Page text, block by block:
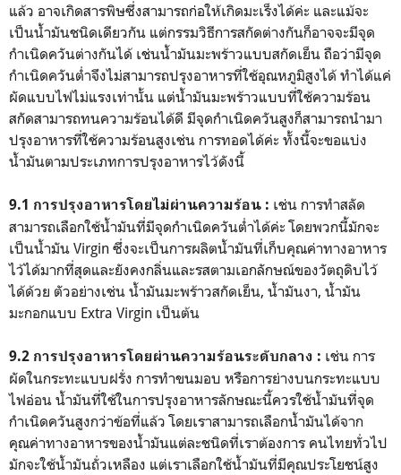
แล้ว อาจเกิดสารพิษซึ่งสามารถก่อให้เกิดมะเร็งได้ค่ะ และแม้จะ
เป็นน้ำมันชนิดเดียวกัน แต่กรรมวิธีการสกัดต่างกันก็อาจจะมีจุด
กำเนิดควันต่างกันได้ เช่นน้ำมันมะพร้าวแบบสกัดเย็น ถือว่ามีจุด
กำเนิดควันต่ำจึงไม่สามารถปรุงอาหารที่ใช้อุณหภูมิสูงได้ ทำได้แค่
ผัดแบบไฟไม่แรงเท่านั้น แต่น้ำมันมะพร้าวแบบที่ใช้ความร้อน
สกัดสามารถทนความร้อนได้ดี มีจุดกำเนิดควันสูงก็สามารถนำมา
ปรุงอาหารที่ใช้ความร้อนสูงเช่น การทอดได้ค่ะ ทั้งนี้จะขอแบ่ง
น้ำมันตามประเภทการปรุงอาหารไว้ดังนี้
9.1 การปรุงอาหารโดยไม่ผ่านความร้อน : เช่น การทำสลัด
สามารถเลือกใช้น้ำมันที่มีจุดกำเนิดควันต่ำได้ค่ะ โดยพวกนี้มักจะ
เป็นน้ำมัน Virgin ซึ่งจะเป็นการผลิตน้ำมันที่เก็บคุณค่าทางอาหาร
ไว้ได้มากที่สุดและยังคงกลิ่นและรสตามเอกลักษณ์ของวัตถุดิบไว้
ได้ด้วย ตัวอย่างเช่น น้ำมันมะพร้าวสกัดเย็น, น้ำมันงา, น้ำมัน
มะกอกแบบ Extra Virgin เป็นต้น
9.2 การปรุงอาหารโดยผ่านความร้อนระดับกลาง : เช่น การ
ผัดในกระทะแบบฝรั่ง การทำขนมอบ หรือการย่างบนกระทะแบบ
ไฟอ่อน น้ำมันที่ใช้ในการปรุงอาหารลักษณะนี้ควรใช้น้ำมันที่จุด
กำเนิดควันสูงกว่าข้อที่แล้ว โดยเราสามารถเลือกน้ำมันได้จาก
คุณค่าทางอาหารของน้ำมันแต่ละชนิดที่เราต้องการ คนไทยทั่วไป
มักจะใช้น้ำมันถั่วเหลือง แต่เราเลือกใช้น้ำมันที่มีคุณประโยชน์สูง